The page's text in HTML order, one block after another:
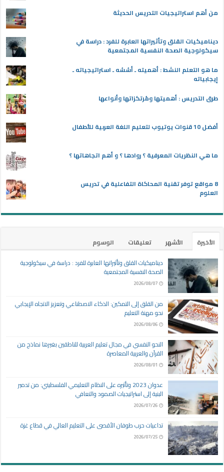
من أهم استراتيجيات التدريس الحديثة
ديناميكيات القلق وتأثيراتها العابرة للفرد : دراسة في
سيكولوجية الصحة النفسية المجتمعية
ما هو التعلم النشط : أهميته ـ أسُسُه ـ استراتيجياته ـ
إيجابياته
طرق التدريس : أهميتها ومُرتكزاتها وأنواعها
أفضل 10 قنوات يوتيوب لتعليم اللغة العربية للأطفال
ما هي النظريات المعرفية ؟ روادها ؟ و أهم اتجاهاتها ؟
8 مواقع توفر تقنية المحاكاة التفاعلية في تدريس
العلوم
الأخيرة الأشهر تعليقات
الوسوم
ديناميكيات القلق وتأثيراتها العابرة للفرد : دراسة في سيكولوجية
الصحة النفسية المجتمعية
2026/08/07
من القلق إلى التمكين: الذكاء الاصطناعي وتعزيز الاتجاه الإيجابي
نحو مهنة التعليم
2026/08/06
النحو النفسي في مجال تعليم العربية للناطقين بغيرها نماذج من
القرآن والعربية المعاصرة
2026/08/01
عدوان 2023 وتأثيره على النظام التعليمي الفلسطيني: من تدمير
البنية إلى استراتيجيات الصمود والتعافي
2026/07/26
تداعيات حرب طوفان الأقصى على التعليم العالي في قطاع غزة
2026/07/25